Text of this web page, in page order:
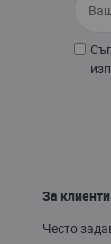
За клиенти
Често